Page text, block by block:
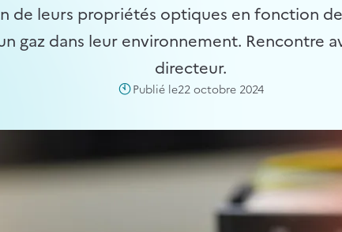
de leurs propriétés optiques en fonction
gaz dans leur environnement. Rencontre
directeur.
Publié le22 octobre 2024